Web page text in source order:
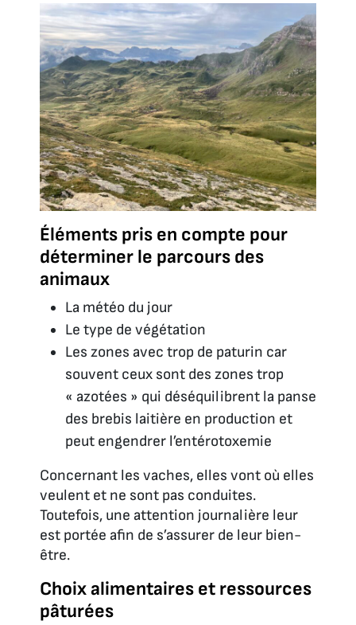
Éléments pris en compte pour
déterminer le parcours des
animaux
La météo du jour
Le type de végétation
Les zones avec trop de paturin car
souvent ceux sont des zones trop
« azotées » qui déséquilibrent la panse
des brebis laitière en production et
peut engendrer l’entérotoxemie
Concernant les vaches, elles vont où elles
veulent et ne sont pas conduites.
Toutefois, une attention journalière leur
est portée afin de s’assurer de leur bien-
être.
Choix alimentaires et ressources
pâturées